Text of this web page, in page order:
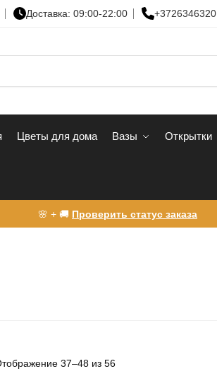
Доставка: 09:00-22:00 +3726346320
Цветы для дома Вазы Открытки
🌸 + 🚚 Проверить статус заказа
37–48 из 56